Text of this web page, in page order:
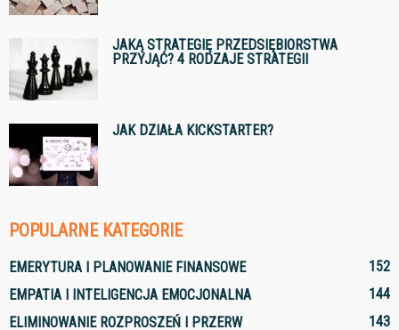
JAKĄ STRATEGIĘ PRZEDSIĘBIORSTWA
PRZYJĄĆ? 4 RODZAJE STRATEGII
JAK DZIAŁA KICKSTARTER?
POPULARNE KATEGORIE
EMERYTURA I PLANOWANIE FINANSOWE
152
EMPATIA I INTELIGENCJA EMOCJONALNA
144
ELIMINOWANIE ROZPROSZEŃ I PRZERW
143